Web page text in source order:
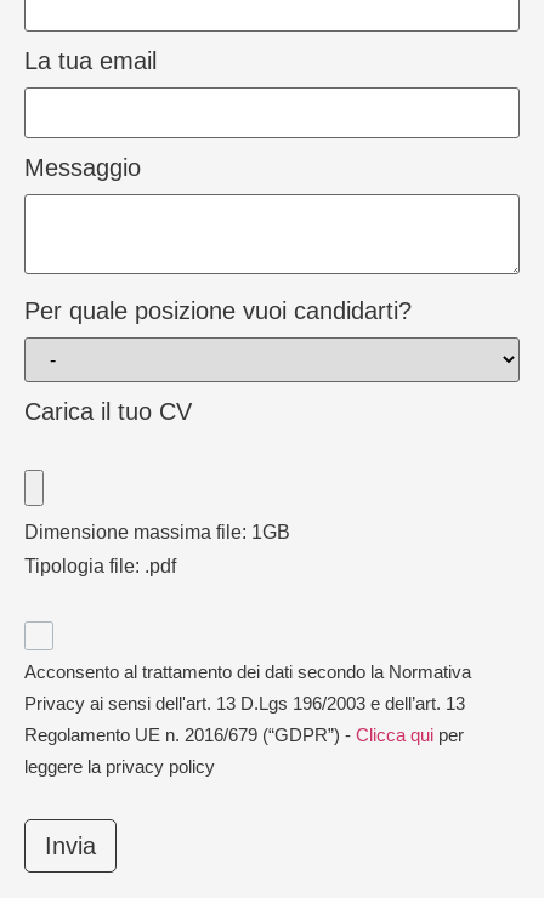
La tua email
Messaggio
Per quale posizione vuoi candidarti?
Carica il tuo CV
Dimensione massima file: 1GB
Tipologia file: .pdf
Acconsento al trattamento dei dati secondo la Normativa
Privacy ai sensi dell'art. 13 D.Lgs 196/2003 e dell’art. 13
Regolamento UE n. 2016/679 (“GDPR”) - Clicca qui per
leggere la privacy policy
Invia